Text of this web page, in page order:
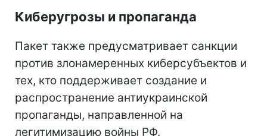
Киберугрозы и пропаганда
Пакет также предусматривает санкции
против злонамеренных киберсубъектов и
тех, кто поддерживает создание и
распространение антиукраинской
пропаганды, направленной на
легитимизацию войны РФ.